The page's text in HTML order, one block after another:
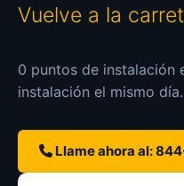
Vuelve a la
0 puntos de instalación
instalación el mismo día.
Llame ahora al: